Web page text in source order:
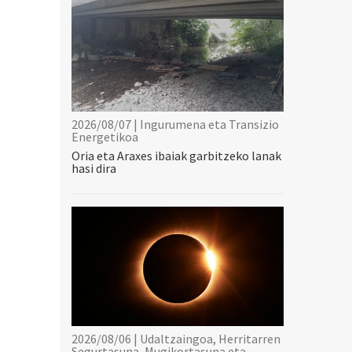
2026/08/07 | Ingurumena eta Transizio
Energetikoa
Oria eta Araxes ibaiak garbitzeko lanak
hasi dira
2026/08/06 | Udaltzaingoa, Herritarren